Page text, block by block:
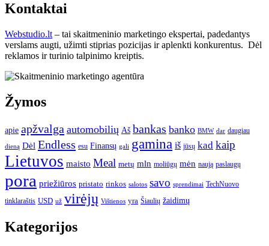
Kontaktai
Webstudio.lt – tai skaitmeninio marketingo ekspertai, padedantys
verslams augti, užimti stiprias pozicijas ir aplenkti konkurentus. Dėl
reklamos ir turinio talpinimo kreiptis.
Žymos
apie apžvalga automobilių Aš bankas banko BMW dar daugiau
dieną Dėl Endless esu Finansų gali gamina iš jūsų kad kaip
Lietuvos maisto Meal metų mln moliūgų mėn naują paslaugų
pora priežiūros pristato rinkos salotos savo sprendimai TechNuovo
tinklaraštis USD už virėjų Vištienos yra Šiaulių žaidimų
Kategorijos